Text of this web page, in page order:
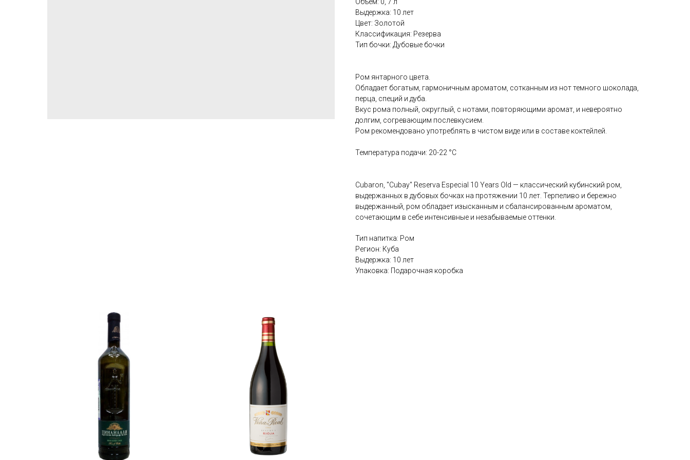
Объем: 0, 7 л
Выдержка: 10 лет
Цвет: Золотой
Классификация: Резерва
Тип бочки: Дубовые бочки
Ром янтарного цвета.
Обладает богатым, гармоничным ароматом, сотканным из нот темного шоколада,
перца, специй и дуба.
Вкус рома полный, округлый, с нотами, повторяющими аромат, и невероятно
долгим, согревающим послевкусием.
Ром рекомендовано употреблять в чистом виде или в составе коктейлей.
Температура подачи: 20-22 °С
Cubaron, "Cubay" Reserva Especial 10 Years Old — классический кубинский ром,
выдержанных в дубовых бочках на протяжении 10 лет. Терпеливо и бережно
выдержанный, ром обладает изысканным и сбалансированным ароматом,
сочетающим в себе интенсивные и незабываемые оттенки.
Тип напитка: Ром
Регион: Куба
Выдержка: 10 лет
Упаковка: Подарочная коробка